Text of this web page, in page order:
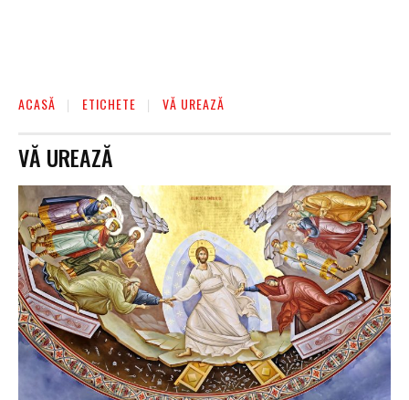
ACASĂ ETICHETE VĂ UREAZĂ
VĂ UREAZĂ